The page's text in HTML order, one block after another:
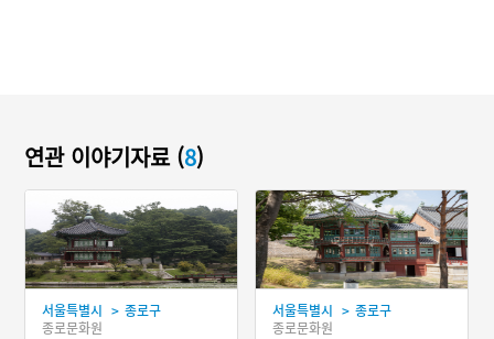
연관 이야기자료 (8)
서울특별시 > 종로구
종로문화원
서울특별시 > 종로구
종로문화원